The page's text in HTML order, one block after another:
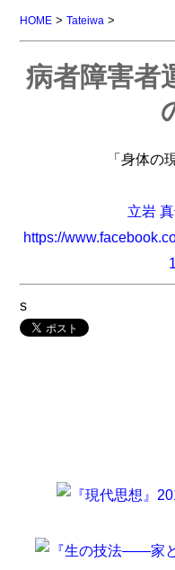
HOME >Tateiwa >
病者障害者
「身体の
立岩
https://
s